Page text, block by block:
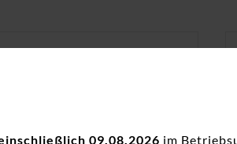
09.08.2026 im